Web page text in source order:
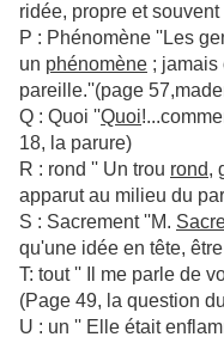
ridée, propre et
P : Phénomène ''Les
un phénomène ; jamais
pareille.''(page
Q : Quoi ''Quoi
18, la parure)
R : rond '' Un trou rond,
apparut au milieu du
S : Sacrement ''M.
qu'une idée en tête,
T: tout '' Il me parle de
(Page 49, la question
U : un '' Elle était